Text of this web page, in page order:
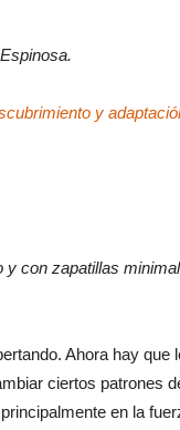
y
con zapatillas
Ahora hay
ciertos patrones
en la